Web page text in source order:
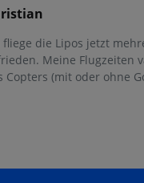
fliege die Lipos jetzt
Meine Flugzeiten
Copters (mit oder ohne